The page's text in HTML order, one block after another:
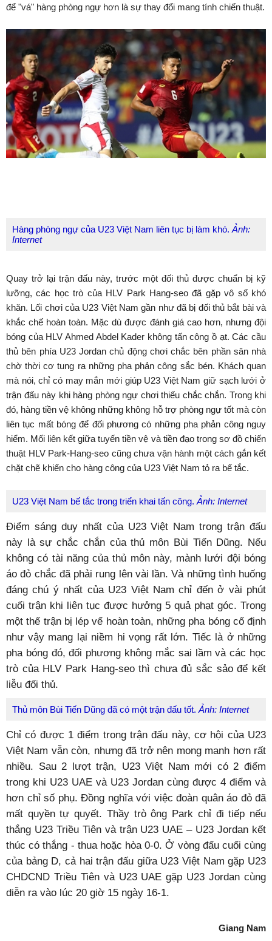
để "vá" hàng phòng ngự hơn là sự thay đổi mang tính chiến thuật.
Hàng phòng ngự của U23 Việt Nam liên tục bị làm khó. Ảnh:
Internet
Quay trở lại trận đấu này, trước một đối thủ được chuẩn bị kỹ
lưỡng, các học trò của HLV Park Hang-seo đã gặp vô số khó
khăn. Lối chơi của U23 Việt Nam gần như đã bị đối thủ bắt bài và
khắc chế hoàn toàn. Mặc dù được đánh giá cao hơn, nhưng đội
bóng của HLV Ahmed Abdel Kader không tấn công ồ ạt. Các cầu
thủ bên phía U23 Jordan chủ động chơi chắc bên phần sân nhà
chờ thời cơ tung ra những pha phản công sắc bén. Khách quan
mà nói, chỉ có may mắn mới giúp U23 Việt Nam giữ sạch lưới ở
trận đấu này khi hàng phòng ngự chơi thiếu chắc chắn. Trong khi
đó, hàng tiền vệ không những không hỗ trợ phòng ngự tốt mà còn
liên tục mất bóng để đối phương có những pha phản công nguy
hiểm. Mối liên kết giữa tuyến tiền vệ và tiền đạo trong sơ đồ chiến
thuật HLV Park-Hang-seo cũng chưa vận hành một cách gắn kết
chặt chẽ khiến cho hàng công của U23 Việt Nam tỏ ra bế tắc.
U23 Việt Nam bế tắc trong triển khai tấn công. Ảnh: Internet
Điểm sáng duy nhất của U23 Việt Nam trong trận đấu
này là sự chắc chắn của thủ môn Bùi Tiến Dũng. Nếu
không có tài năng của thủ môn này, mành lưới đội bóng
áo đỏ chắc đã phải rung lên vài lần. Và những tình huống
đáng chú ý nhất của U23 Việt Nam chỉ đến ở vài phút
cuối trận khi liên tục được hưởng 5 quả phạt góc. Trong
một thế trận bị lép vế hoàn toàn, những pha bóng cố định
như vậy mang lại niềm hi vọng rất lớn. Tiếc là ở những
pha bóng đó, đối phương không mắc sai lầm và các học
trò của HLV Park Hang-seo thì chưa đủ sắc sảo để kết
liễu đối thủ.
Thủ môn Bùi Tiến Dũng đã có một trận đấu tốt. Ảnh: Internet
Chỉ có được 1 điểm trong trận đấu này, cơ hội của U23
Việt Nam vẫn còn, nhưng đã trở nên mong manh hơn rất
nhiều. Sau 2 lượt trận, U23 Việt Nam mới có 2 điểm
trong khi U23 UAE và U23 Jordan cùng được 4 điểm và
hơn chỉ số phụ. Đồng nghĩa với việc đoàn quân áo đỏ đã
mất quyền tự quyết. Thầy trò ông Park chỉ đi tiếp nếu
thắng U23 Triều Tiên và trận U23 UAE – U23 Jordan kết
thúc có thắng - thua hoặc hòa 0-0. Ở vòng đấu cuối cùng
của bảng D, cả hai trận đấu giữa U23 Việt Nam gặp U23
CHDCND Triều Tiên và U23 UAE gặp U23 Jordan cùng
diễn ra vào lúc 20 giờ 15 ngày 16-1.
Giang Nam